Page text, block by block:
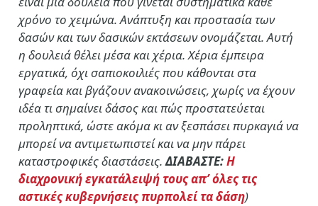
χρόνο το χειμώνα. Ανάπτυξη και προστασία των
δασών και των δασικών εκτάσεων ονομάζεται. Αυτή
η δουλειά θέλει μέσα και χέρια. Χέρια έμπειρα
εργατικά, όχι σαπιοκοιλιές που κάθονται στα
γραφεία και βγάζουν ανακοινώσεις, χωρίς να έχουν
ιδέα τι σημαίνει δάσος και πώς προστατεύεται
προληπτικά, ώστε ακόμα κι αν ξεσπάσει πυρκαγιά να
μπορεί να αντιμετωπιστεί και να μην πάρει
καταστροφικές διαστάσεις.ΔΙΑΒΑΣΤΕ:Η
διαχρονική εγκατάλειψή τους απ’ όλες τις
αστικές κυβερνήσεις πυρπολεί τα δάση)